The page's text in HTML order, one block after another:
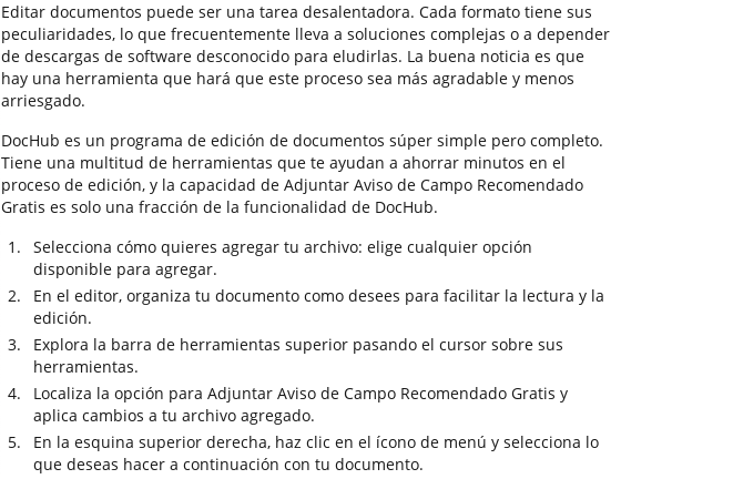
Editar documentos puede ser una tarea desalentadora. Cada formato tiene sus
peculiaridades, lo que frecuentemente lleva a soluciones complejas o a depender
de descargas de software desconocido para eludirlas. La buena noticia es que
hay una herramienta que hará que este proceso sea más agradable y menos
arriesgado.
DocHub es un programa de edición de documentos súper simple pero completo.
Tiene una multitud de herramientas que te ayudan a ahorrar minutos en el
proceso de edición, y la capacidad de Adjuntar Aviso de Campo Recomendado
Gratis es solo una fracción de la funcionalidad de DocHub.
Selecciona cómo quieres agregar tu archivo: elige cualquier opción
disponible para agregar.
En el editor, organiza tu documento como desees para facilitar la lectura y la
edición.
Explora la barra de herramientas superior pasando el cursor sobre sus
herramientas.
Localiza la opción para Adjuntar Aviso de Campo Recomendado Gratis y
aplica cambios a tu archivo agregado.
En la esquina superior derecha, haz clic en el ícono de menú y selecciona lo
que deseas hacer a continuación con tu documento.